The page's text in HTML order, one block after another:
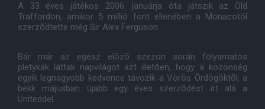
A 33 éves játékos 2006. januárja óta játszik az Old
Traffordon, amikor 5 millió font ellenében a Monacotól
szerzõdtette még Sir Alex Ferguson.
Bár már az egész elõzõ szezon során folyamatos
pletykák láttak napvilágot azt illetõen, hogy a közönség
egyik legnagyobb kedvence távozik a Vörös Ördögöktõl, a
bekk májusban újabb egy éves szerzõdést írt alá a
Uniteddel.